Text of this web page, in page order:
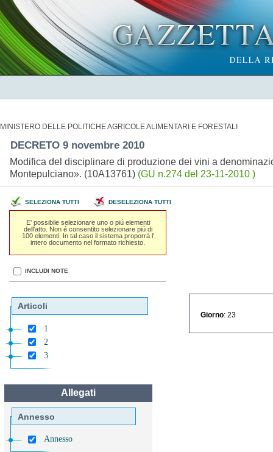
MINISTERO DELLE POLITICHE AGRICOLE ALIMENTARI E FORESTALI
DECRETO 9 novembre 2010
Modifica del disciplinare di produzione dei vini a
Montepulciano». (10A13761) (GU n.274 del 23-11-2010 )
SELEZIONA TUTTI DESELEZIONA TUTTI
E' possibile selezionare uno o piú elementi
dell'atto. Non é consentito selezionare piú di
100 elementi. In tal caso il sistema proporrá l'
intero documento nel formato richiesto.
INCLUDI NOTE
Articoli
1
2
3
Allegati
Annesso
Annesso
Giorno : 23